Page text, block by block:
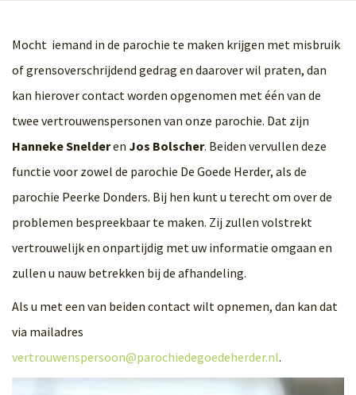
Mocht iemand in de parochie te maken krijgen met misbruik
of grensoverschrijdend gedrag en daarover wil praten, dan
kan hierover contact worden opgenomen met één van de
twee vertrouwenspersonen van onze parochie. Dat zijn
Hanneke Snelderen Jos Bolscher. Beiden vervullen deze
functie voor zowel de parochie De Goede Herder, als de
parochie Peerke Donders. Bij hen kunt u terecht om over de
problemen bespreekbaar te maken. Zij zullen volstrekt
vertrouwelijk en onpartijdig met uw informatie omgaan en
zullen u nauw betrekken bij de afhandeling.
Als u met een van beiden contact wilt opnemen, dan kan dat
via mailadres
vertrouwenspersoon@parochiedegoedeherder.nl.